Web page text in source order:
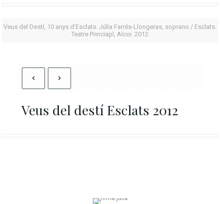
Veus del Destí, 10 anys d’Esclats. Júlia Farrés-Llongeras, soprano / Esclats.
Teatre Princiapl, Alcoi. 2012
Veus del destí Esclats 2012